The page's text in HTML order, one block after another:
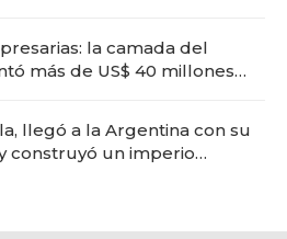
la camada del
más de US$ 40 millones
llegó a la Argentina con su
construyó un imperio